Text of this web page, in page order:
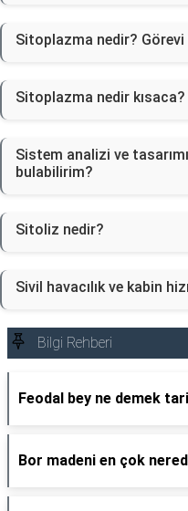
Sitoplazma nedir? Görevi
Sitoplazma nedir kısaca?
Sistem analizi ve
bulabilirim?
Sitoliz nedir?
Sivil havacılık ve kabin
Bilgi Rehberi
Feodal bey ne demek
Bor madeni en çok